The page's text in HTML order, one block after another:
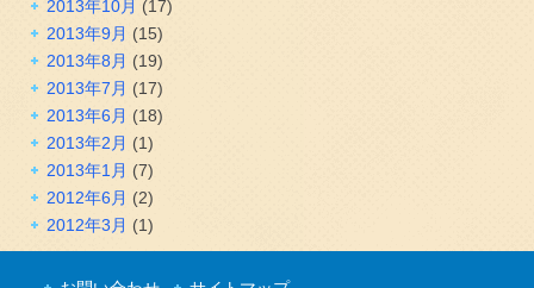
2013年10月 (17)
2013年9月 (15)
2013年8月 (19)
2013年7月 (17)
2013年6月 (18)
2013年2月 (1)
2013年1月 (7)
2012年6月 (2)
2012年3月 (1)